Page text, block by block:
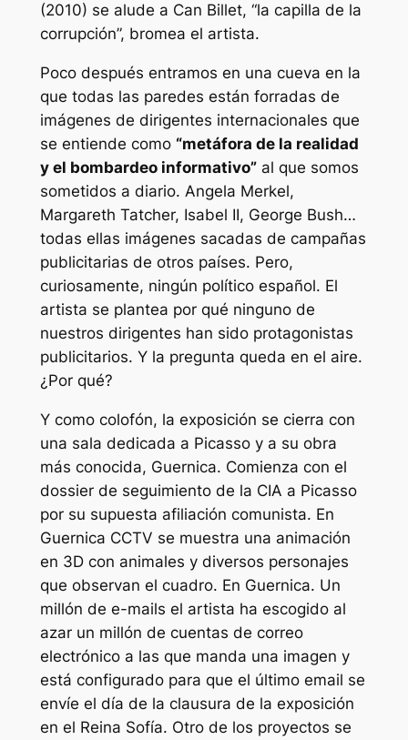
(2010) se alude a Can Billet, “la capilla de la
corrupción”, bromea el artista.
Poco después entramos en una cueva en la
que todas las paredes están forradas de
imágenes de dirigentes internacionales que
se entiende como “metáfora de la realidad
y el bombardeo informativo”al que somos
sometidos a diario. Angela Merkel,
Margareth Tatcher, Isabel II, George Bush…
todas ellas imágenes sacadas de campañas
publicitarias de otros países. Pero,
curiosamente, ningún político español. El
artista se plantea por qué ninguno de
nuestros dirigentes han sido protagonistas
publicitarios. Y la pregunta queda en el aire.
¿Por qué?
Y como colofón, la exposición se cierra con
una sala dedicada a Picasso y a su obra
más conocida, Guernica. Comienza con el
dossier de seguimiento de la CIA a Picasso
por su supuesta afiliación comunista. En
Guernica CCTV se muestra una animación
en 3D con animales y diversos personajes
que observan el cuadro. En Guernica. Un
millón de e-mails el artista ha escogido al
azar un millón de cuentas de correo
electrónico a las que manda una imagen y
está configurado para que el último email se
envíe el día de la clausura de la exposición
en el Reina Sofía. Otro de los proyectos se